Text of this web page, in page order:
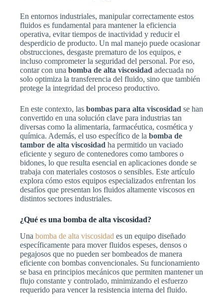
En entornos industriales, manipular correctamente estos
fluidos es fundamental para mantener la eficiencia
operativa, evitar tiempos de inactividad y reducir el
desperdicio de producto. Un mal manejo puede ocasionar
obstrucciones, desgaste prematuro de los equipos, e
incluso comprometer la seguridad del personal. Por eso,
contar con una bomba de alta viscosidad adecuada no
solo optimiza la transferencia del fluido, sino que también
protege la integridad del proceso productivo.
En este contexto, las bombas para alta viscosidad se han
convertido en una solución clave para industrias tan
diversas como la alimentaria, farmacéutica, cosmética y
química. Además, el uso específico de la bomba de
tambor de alta viscosidad ha permitido un vaciado
eficiente y seguro de contenedores como tambores o
bidones, lo que resulta esencial en aplicaciones donde se
trabaja con materiales costosos o sensibles. Este artículo
explora cómo estos equipos especializados enfrentan los
desafíos que presentan los fluidos altamente viscosos en
distintos sectores industriales.
¿Qué es una bomba de alta viscosidad?
Una bomba de alta viscosidad es un equipo diseñado
específicamente para mover fluidos espeses, densos o
pegajosos que no pueden ser bombeados de manera
eficiente con bombas convencionales. Su funcionamiento
se basa en principios mecánicos que permiten mantener un
flujo constante y controlado, minimizando el esfuerzo
requerido para vencer la resistencia interna del fluido.